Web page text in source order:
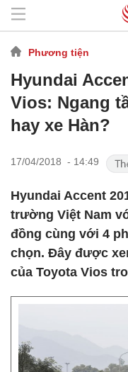
Phương tiện
Hyundai
Vios: Ngang
hay xe Hàn?
17/04/2018 - 14:49
Hyundai Accent
trường Việt Nam
đồng cùng với 4
chọn. Đây được
của Toyota Vios